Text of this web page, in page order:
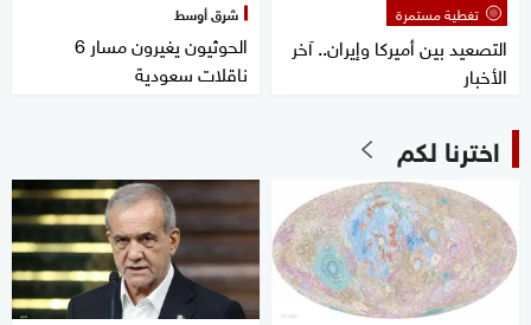
تغطية مستمرة
التصعيد بين أميركا وإيران.. آخر
الأخبار
شرق أوسط
الحوثيون يغيرون مسار 6
ناقلات سعودية
اخترنا لكم